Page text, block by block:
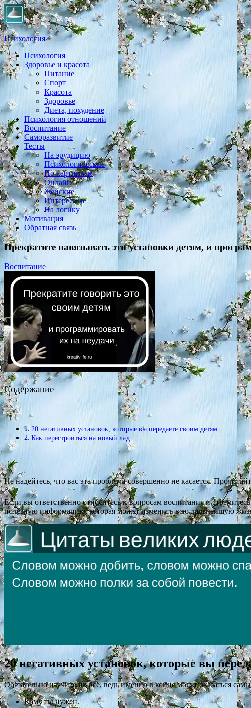
Психология
Практическая психология, личностный рост, экология, здоровье,
Психология
Здоровье и красота
Питание
Спорт
Красота
Здоровье
Диета, похудение
Психология отношений
Воспитание
Саморазвитие
Тесты
На эрудицию
Психологические
По картинкам
Онлайн
Женские
Интересные
На логику
Мотивация
Обратная связь
Прекратите навязывать эти установки детям, и
Воспитание
Содержание
20 негативных установок, которые вы передаете своим детям
Как перестроиться на новый лад
Не надейтесь, что вас эта проблема совершенно не касается.
Если вы ответственно относитесь к вопросам воспитания и
полезную информацию, которая может изменить всю дальнейшую
20 негативных установок, которые вы
Обязательно изучите их все, ведь именно в конце могут оказаться
Кому ты нужен.